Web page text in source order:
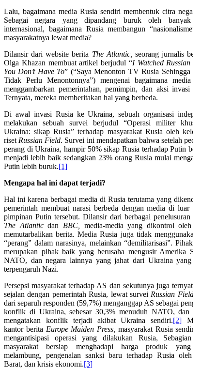
Lalu, bagaimana media Rusia sendiri membentuk citra negaranya?
Sebagai negara yang dipandang buruk oleh banyak aktor
internasional, bagaimana Rusia membangun “nasionalisme” bagi
masyarakatnya lewat media?
Dilansir dari website berita The Atlantic, seorang jurnalis bernama
Olga Khazan membuat artikel berjudul “I Watched Russian TV So
You Don’t Have To” (“Saya Menonton TV Rusia Sehingga Kalian
Tidak Perlu Menontonnya”) mengenai bagaimana media Rusia
menggambarkan pemerintahan, pemimpin, dan aksi invasi Rusia.
Ternyata, mereka memberitakan hal yang berbeda.
Di awal invasi Rusia ke Ukraina, sebuah organisasi independen
melakukan sebuah survei berjudul “Operasi militer khusus di
Ukraina: sikap Rusia” terhadap masyarakat Rusia oleh kelompok
riset Russian Field. Survei ini mendapatkan bahwa setelah pecahnya
perang di Ukraina, hampir 50% sikap Rusia terhadap Putin berubah
menjadi lebih baik sedangkan 23% orang Rusia mulai menganggap
Putin lebih buruk.[1]
Mengapa hal ini dapat terjadi?
Hal ini karena berbagai media di Rusia terutama yang dikendalikan
pemerintah membuat narasi berbeda dengan media di luar negara
pimpinan Putin tersebut. Dilansir dari berbagai penelusuran seperti
The Atlanticdan BBC, media-media yang dikontrol oleh Rusia
memutarbalikan berita. Media Rusia juga tidak menggunakan kata
“perang” dalam narasinya, melainkan “demilitarisasi”. Pihak Rusia
merupakan pihak baik yang berusaha mengusir Amerika Serikat,
NATO, dan negara lainnya yang jahat dari Ukraina yang sudah
terpengaruh Nazi.
Persepsi masyarakat terhadap AS dan sekutunya juga ternyata telah
sejalan dengan pemerintah Rusia, lewat survei Russian Field,
dari separuh responden (59,7%) menganggap AS sebagai penggagas
konflik di Ukraina, sebesar 30,3% menuduh NATO, dan 28,9%
mengatakan konflik terjadi akibat Ukraina sendiri.[2] Menurut
kantor berita Europe Maiden Press, masyarakat Rusia sendiri telah
mengantisipasi operasi yang dilakukan Rusia, Sebagian besar
masyarakat bersiap menghadapi harga produk yang akan
melambung, pengenalan sanksi baru terhadap Rusia oleh pihak
Barat, dan krisis ekonomi.[3]